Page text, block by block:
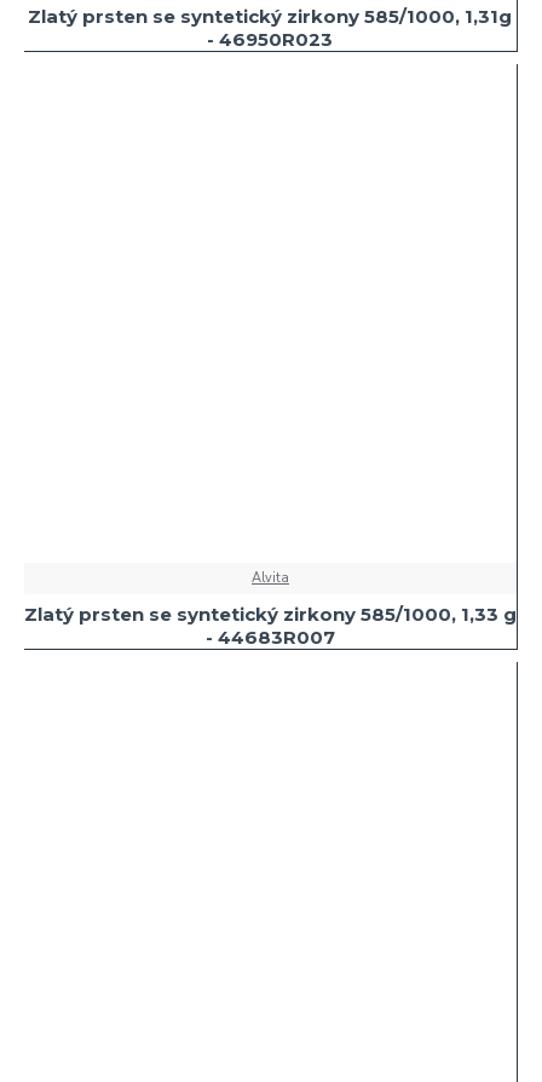
Zlatý prsten se syntetický zirkony 585/1000, 1,31g
- 46950R023
Alvita
Zlatý prsten se syntetický zirkony 585/1000, 1,33 g
- 44683R007